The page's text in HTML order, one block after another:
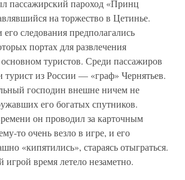
пассажирский пароход «Принц
на торжество в Цетинье.
следования предполагались
портах для развлечения
туристов. Среди пассажиров
турист из России — «граф» Чернятьев.
господин внешне ничем не
его богатых спутников.
он проводил за карточным
то очень везло в игре, и его
«кипятились», стараясь отыграться.
игрой время летело незаметно.